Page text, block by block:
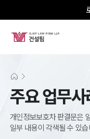
주요 업무사
개인정보보호차 판결문은
일부 내용이 각색될 수 있습